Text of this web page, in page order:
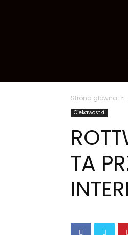
polsku
Strona główna
Ciekawostki
TA